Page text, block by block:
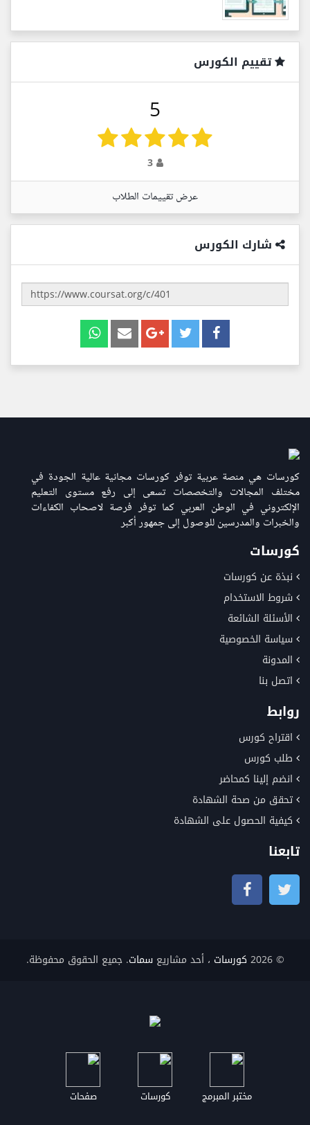
تقييم الكورس
5
3
عرض تقييمات الطلاب
شارك الكورس
كورسات هي منصة عربية توفر كورسات مجانية عالية الجودة في
مختلف المجالات والتخصصات تسعى إلى رفع مستوى التعليم
الإلكتروني في الوطن العربي كما توفر فرصة لاصحاب الكفاءات
والخبرات والمدرسين للوصول إلى جمهور أكبر
كورسات
نبذة عن كورسات
شروط الاستخدام
الأسئلة الشائعة
سياسة الخصوصية
المدونة
اتصل بنا
روابط
اقتراح كورس
طلب كورس
انضم إلينا كمحاضر
تحقق من صحة الشهادة
كيفية الحصول على الشهادة
تابعنا
© 2026 كورسات ، أحد مشاريعسمات. جميع الحقوق محفوظة.
مختبر المبرمج كورسات صفحات